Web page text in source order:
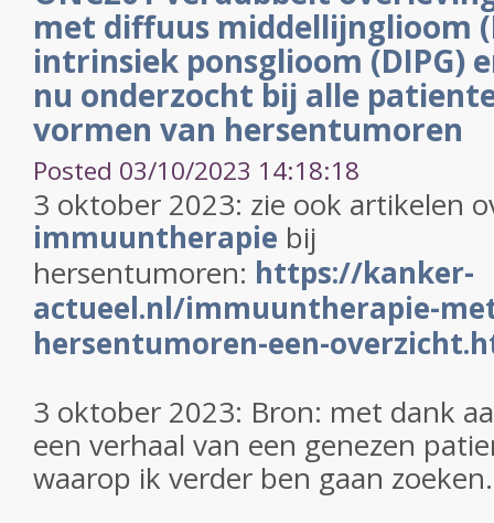
met diffuus middellijnglioom
intrinsiek ponsglioom (DIPG)
nu onderzocht bij alle
vormen van hersentumoren
Posted 03/10/2023 14:18:18
3 oktober 2023: zie ook artikelen
immuuntherapie bij
hersentumoren: https://kanker-
actueel.nl/immuuntherapie-
hersentumoren-een-
3 oktober 2023: Bron: met dank
een verhaal van een genezen
waarop ik verder ben gaan zoeken.